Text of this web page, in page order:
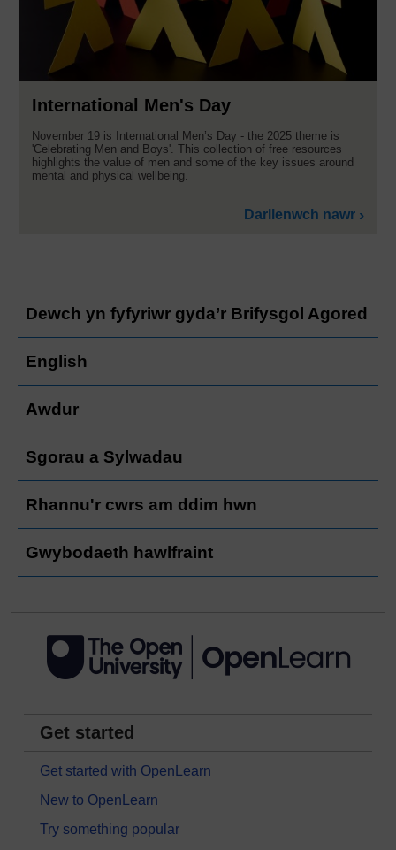
International Men's Day
November 19 is International Men’s Day - the 2025 theme is
'Celebrating Men and Boys'. This collection of free resources
highlights the value of men and some of the key issues around
mental and physical wellbeing.
Darllenwch nawr
Dewch yn fyfyriwr gyda’r Brifysgol Agored
English
Awdur
Sgorau a Sylwadau
Rhannu'r cwrs am ddim hwn
Gwybodaeth hawlfraint
Get started
Get started with OpenLearn
New to OpenLearn
Try something popular